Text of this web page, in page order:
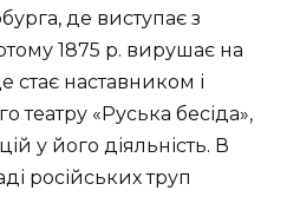
де виступає з
1875 р. вирушає на
стає наставником і
театру «Руська бесіда»,
у його діяльність. В
російських труп